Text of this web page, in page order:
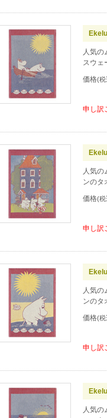
人気の
スウェ
価格(税
申し訳
人気の
ンのタ
価格(税
申し訳
人気の
ンのタ
価格(税
申し訳
人気の